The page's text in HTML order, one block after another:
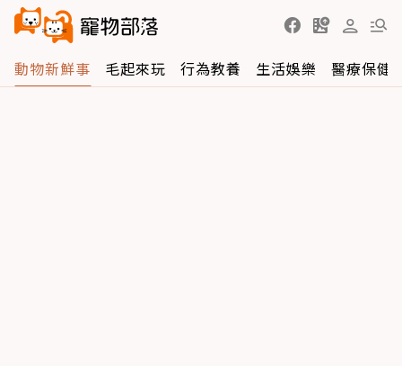
動物新鮮事 毛起來玩 行為教養 生活娛樂 醫療保健